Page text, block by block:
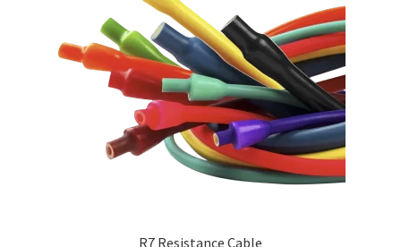
Testosterontillskott
Träningspulver
R7 Resistance Cable